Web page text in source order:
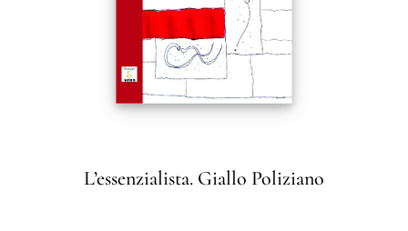
L’essenzialista. Giallo Poliziano